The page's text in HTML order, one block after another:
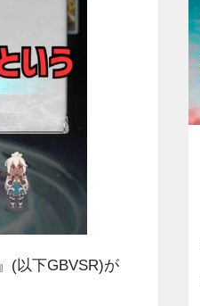
(以下GBVSR)が